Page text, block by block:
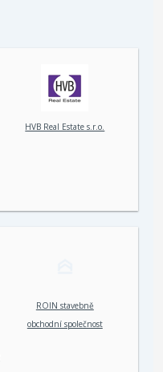
HVB Real Estate s.r.o.
ROIN stavebně
obchodní společnost